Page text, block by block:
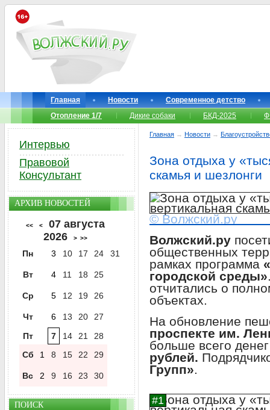
Главная Новости
Современное детство
Отопление 1/7
Дикие собаки БКД-2025
Главная → Новости →
Зона отдыха у
скамья и шезлонги
© Волжский.ру
Волжский.ру
общественных
рамках программа
городской среды»
отчитались о
объектах.
На обновление
проспекте им.
больше всего
рублей.
Групп».
Интервью
Правовой
Консультант
АРХИВ НОВОСТЕЙ
<< <
07 августа
2026
> >>
Пн 3 10 17 24 31
Вт 4 11 18 25
Ср 5 12 19 26
Чт 6 13 20
27
Пт
7 14 21
28
Сб
1 8 15 22 29
Вс 2 9 16 23 30
ПОИСК